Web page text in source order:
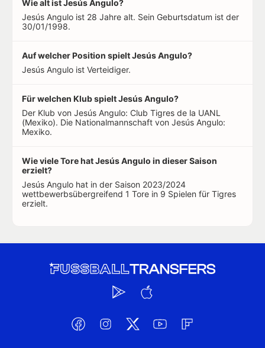
Wie alt ist Jesús Angulo?
Jesús Angulo ist 28 Jahre alt. Sein Geburtsdatum ist der
30/01/1998.
Auf welcher Position spielt Jesús Angulo?
Jesús Angulo ist Verteidiger.
Für welchen Klub spielt Jesús Angulo?
Der Klub von Jesús Angulo: Club Tigres de la UANL
(Mexiko). Die Nationalmannschaft von Jesús Angulo:
Mexiko.
Wie viele Tore hat Jesús Angulo in dieser Saison
erzielt?
Jesús Angulo hat in der Saison 2023/2024
wettbewerbsübergreifend 1 Tore in 9 Spielen für Tigres
erzielt.